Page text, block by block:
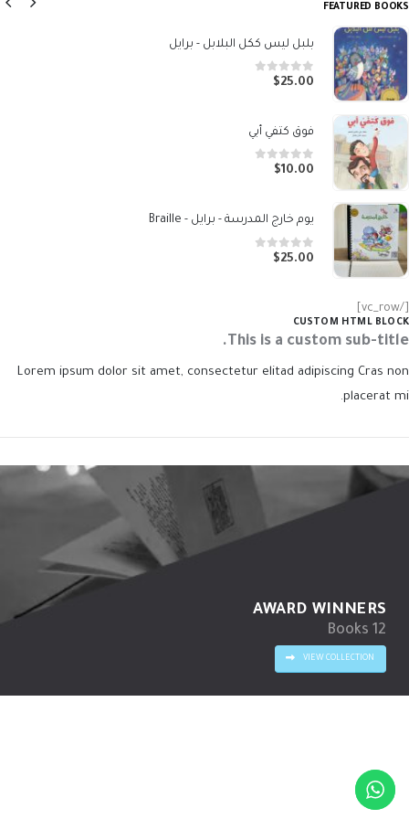
FEATURED BOOKS
بلبل ليس ككل البلابل - برايل
0
out of 5
$25.00
فوق كتفي أبي
0
out of 5
$10.00
يوم خارج المدرسة - برايل - Braille
0
out of 5
$25.00
[/vc_row]
CUSTOM HTML BLOCK
This is a custom sub-title.
Lorem ipsum dolor sit amet, consectetur elitad adipiscing Cras non
placerat mi.
AWARD WINNERS
12 Books
VIEW COLLECTION